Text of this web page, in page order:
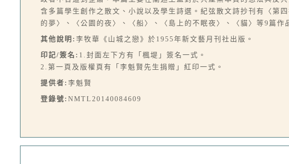
含多篇學生創作之散文、小說以及學生詩選。紀弦散文詩抄刊有〈第
的夢〉、〈公園的夜〉、〈船〉、〈島上的不眠夜〉、〈貓〉等9篇作
其他說明: 李牧華《山城之戀》於1955年新文藝月刊社出版。
印記/簽名: 1.封面左下方有「楓堤」簽名一式。
2.第一頁及版權頁有「李魁賢先生捐贈」紅印一式。
提供者: 李魁賢
登錄號: NMTL20140084609